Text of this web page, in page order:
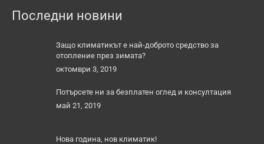
2112.29 лв..
Последни новини
Защо климатикът е най-доброто средство за
отопление през зимата?
октомври 3, 2019
Потърсете ни за безплатен оглед и консултация
май 21, 2019
Нова година, нов климатик!